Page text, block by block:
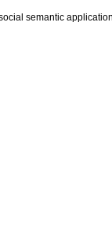
semantic